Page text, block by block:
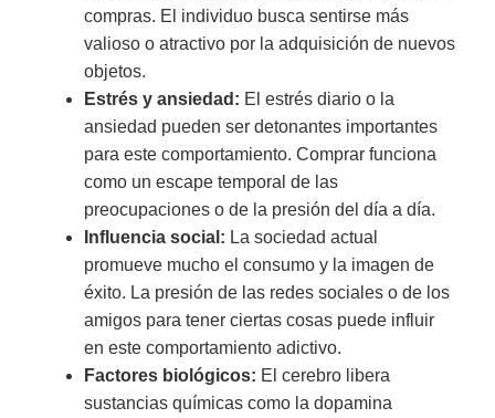
compras. El individuo busca sentirse más
valioso o atractivo por la adquisición de nuevos
objetos.
Estrés y ansiedad: El estrés diario o la
ansiedad pueden ser detonantes importantes
para este comportamiento. Comprar funciona
como un escape temporal de las
preocupaciones o de la presión del día a día.
Influencia social: La sociedad actual
promueve mucho el consumo y la imagen de
éxito. La presión de las redes sociales o de los
amigos para tener ciertas cosas puede influir
en este comportamiento adictivo.
Factores biológicos: El cerebro libera
sustancias químicas como la dopamina